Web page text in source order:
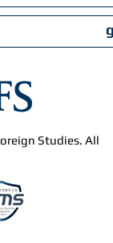
Studies. All